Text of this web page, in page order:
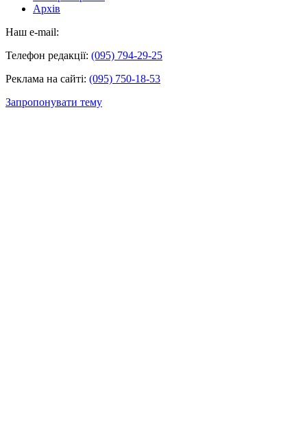
Архів
Наш e-mail:
Телефон редакції: (095) 794-29-25
Реклама на сайті: (095) 750-18-53
Запропонувати тему